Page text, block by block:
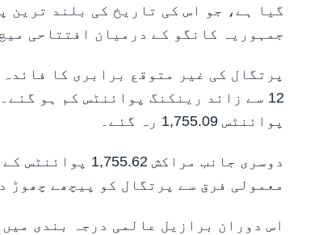
جمہوریہ کانگو کے درمیان افتتاحی
پرتگال کی غیر متوقع برابری کا
12 سے زائد رینکنگ پوائنٹس کم ہو
پوائنٹس 1,755.09 رہ گئے۔
معمولی فرق سے پرتگال کو پیچھے چھوڑ
اس دوران برازیل عالمی درجہ بندی